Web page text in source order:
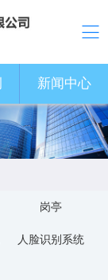
新闻中心
新闻中心
岗亭
人脸识别系统